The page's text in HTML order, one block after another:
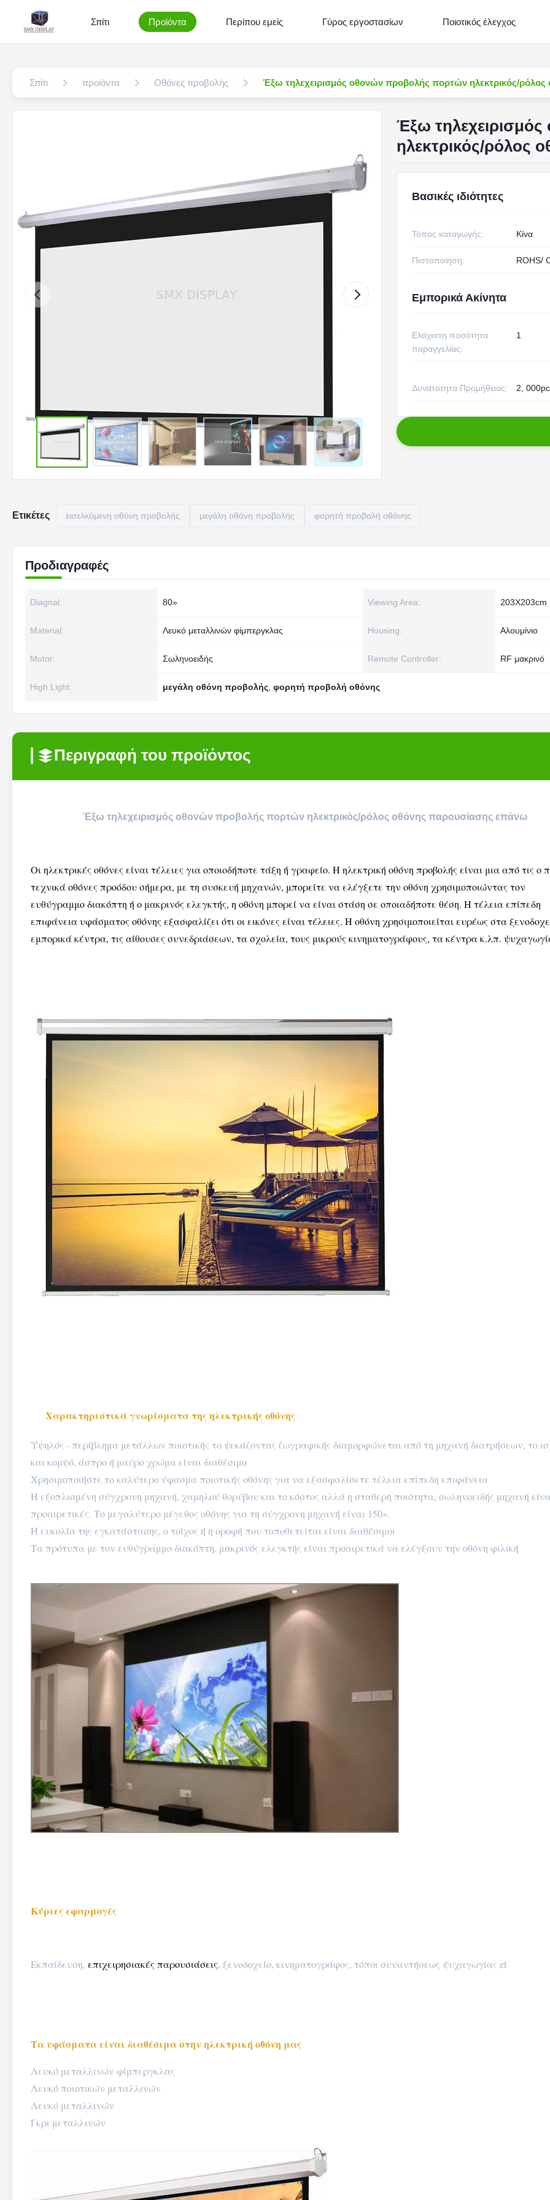
Σπίτι Προϊόντα Περίπου εμείς Γύρος εργοστασίων Ποιοτικός έλεγχος
Σπίτι προϊόντα Οθόνες προβολής Έξω τηλεχειρισμός οθονών προβολής πορτών ηλεκτρικός/
Έξω
ηλεκτρικός/ρόλος
Βασικές ιδιότητες
Τόπος καταγωγής: Κίνα
Πιστοποίηση: ROHS/
Εμπορικά Ακίνητα
Ελάχιστη ποσότητα
παραγγελίας:
1
Δυνατότητα Προμήθειας: 2,
Ετικέτες εισελκόμενη οθόνη προβολής μεγάλη οθόνη προβολής φορητή προβολή οθόνης
Προδιαγραφές
Diagnal: 80» Viewing Area: 203X203cm
Material: Λευκό μεταλλινών φίμπεργκλας Housing: Αλουμίνιο
Motor: Σωληνοειδής Remote Controller: RF μακρινό
High Light: μεγάλη οθόνη προβολής φορητή προβολή οθόνης
Περιγραφή του προϊόντος
Έξω τηλεχειρισμός οθονών προβολής πορτών ηλεκτρικός/ρόλος οθόνης παρουσίασης επάνω
Οι ηλεκτρικές οθόνες είναι τέλειες για οποιοδήποτε τάξη ή γραφείο. Η ηλεκτρική οθόνη προβολής είναι μια από τις ο
τεχνικά οθόνες προόδου σήμερα, με τη συσκευή μηχανών, μπορείτε να ελέγξετε την οθόνη χρησιμοποιώντας τον
ευθύγραμμο διακόπτη ή ο μακρινός ελεγκτής, η οθόνη μπορεί να είναι στάση σε οποιαδήποτε θέση. Η τέλεια επίπεδη
επιφάνεια υφάσματος οθόνης εξασφαλίζει ότι οι εικόνες είναι τέλειες. Η οθόνη χρησιμοποιείται ευρέως στα
εμπορικά κέντρα, τις αίθουσες συνεδριάσεων, τα σχολεία, τους μικρούς κινηματογράφους, τα κέντρα κ.λπ.
Χαρακτηριστικά γνωρίσματα της ηλεκτρικής οθόνης
Υψηλός - περίβλημα μετάλλων ποιοτικής το ψεκάζοντας ζωγραφικής διαμορφώνεται από τη μηχανή διατρήσεων, το
και κομψό, άσπρο ή μαύρο χρώμα είναι διαθέσιμο
Χρησιμοποιήστε το καλύτερο ύφασμα ποιοτικής οθόνης για να εξασφαλίσετε τέλεια επίπεδη επιφάνεια
Η εξοπλισμένη σύγχρονη μηχανή, χαμηλού θορύβου και το κόστος αλλά η σταθερή ποιότητα, σωληνοειδής μηχανή
προαιρετικές. Το μεγαλύτερο μέγεθος οθόνης για τη σύγχρονη μηχανή είναι 150».
Η ευκολία της εγκατάστασης, ο τοίχος ή η οροφή που τοποθετείται είναι διαθέσιμοι
Τα πρότυπα με τον ευθύγραμμο διακόπτη, μακρινός ελεγκτής είναι προαιρετικά να ελέγξουν την οθόνη φιλική
Κύριες εφαρμογές
Εκπαίδευση, επιχειρησιακές παρουσιάσεις, ξενοδοχείο, κινηματογράφος, τόποι συναντήσεως ψυχαγωγίας et
Τα υφάσματα είναι διαθέσιμα στην ηλεκτρική οθόνη μας
Λευκό μεταλλινών φίμπεργκλας
Λευκό ποιοτικών μεταλλινών
Λευκό μεταλλινών
Γκρι μεταλλινών